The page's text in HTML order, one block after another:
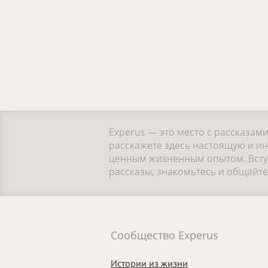
Experus — это место с
расскажете здесь настоящую и
ценным жизненным опытом.
рассказы, знакомьтесь и
Сообщество Experus
Истории из жизни